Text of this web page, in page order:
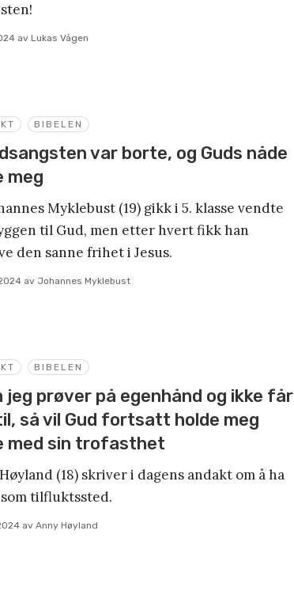
av Lukas Vågen
BIBELEN
var borte, og Guds nåde
meg
Myklebust (19) gikk i 5. klasse vendte
til Gud, men etter hvert fikk han
den sanne frihet i Jesus.
av Johannes Myklebust
BIBELEN
jeg prøver på egenhånd og ikke får
så vil Gud fortsatt holde meg
med sin trofasthet
(18) skriver i dagens andakt om å ha
som tilfluktssted.
av Anny Høyland